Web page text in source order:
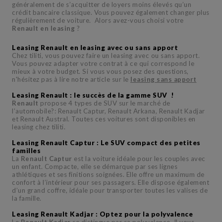
généralement de s’acquitter de loyers moins élevés qu’un
crédit bancaire classique. Vous pouvez également changer plus
régulièrement de voiture. Alors avez-vous choisi votre
Renault en leasing ?
Leasing Renault en leasing avec ou sans apport
Chez tiliti, vous pouvez faire un leasing avec ou sans apport.
Vous pouvez adapter votre contrat à ce qui correspond le
mieux à votre budget. Si vous vous posez des questions,
n'hésitez pas à lire notre article sur le leasing sans apport
Leasing Renault : le succès de la gamme SUV !
Renault propose 4 types de SUV sur le marché de
l’automobile?: Renault Captur, Renault Arkana, Renault Kadjar
et Renault Austral. Toutes ces voitures sont disponibles en
leasing chez tiliti.
Leasing Renault Captur : Le SUV compact des petites
familles
La Renault Captur est la voiture idéale pour les couples avec
un enfant. Compacte, elle se démarque par ses lignes
athlétiques et ses finitions soignées. Elle offre un maximum de
confort à l’intérieur pour ses passagers. Elle dispose également
d’un grand coffre, idéale pour transporter toutes les valises de
la famille.
Leasing Renault Kadjar : Optez pour la polyvalence